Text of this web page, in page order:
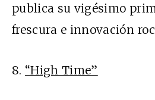
publica su vigésimo
frescura e innovación
8. “High Time”